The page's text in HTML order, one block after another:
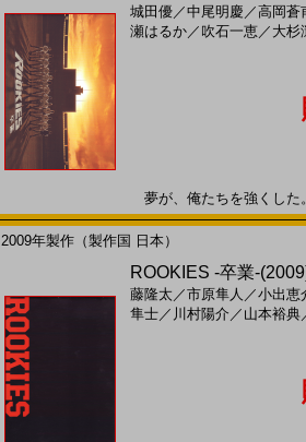
城田優／中尾明慶 ／高岡蒼
瀬はるか／ 吹石一恵／ 大杉
夢が、俺たちを強くし
2009年製作（製作国 日本）
ROOKIES -卒業-
藤隆太 ／市原隼人 ／小出恵
隼士／ 川村陽介 ／ 山本裕典